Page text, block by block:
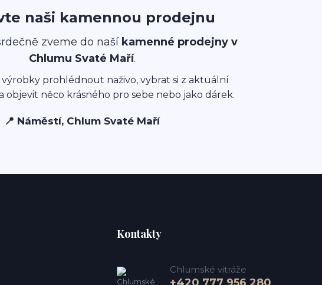
naši kamennou prodejnu
zveme do naší kamenné prodejny v
Chlumu Svaté Maří.
výrobky prohlédnout naživo, vybrat si z aktuální
objevit něco krásného pro sebe nebo jako dárek.
📍 Náměstí, Chlum Svaté Maří
Kontakty
Chlumské vitráže